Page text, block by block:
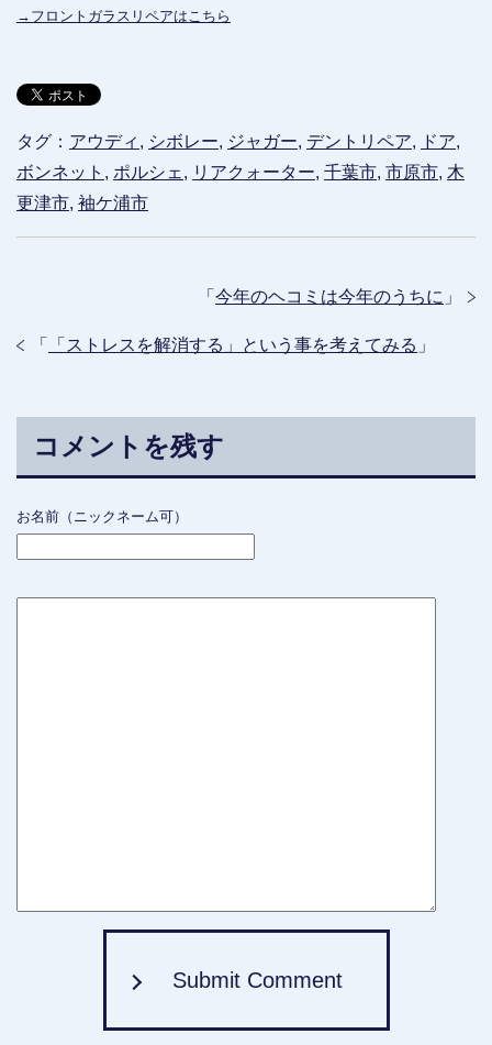
→フロントガラスリペアはこちら
タグ： アウディ , シボレー, ジャガー, デントリペア, ドア,
ボンネット , ポルシェ , リアクォーター, 千葉市, 市原市, 木
更津市, 袖ケ浦市
「 今年のヘコミは今年のうちに 」
「 「ストレスを解消する」という事を考えてみる 」
コメントを残す
お名前（ニックネーム可）
Submit Comment